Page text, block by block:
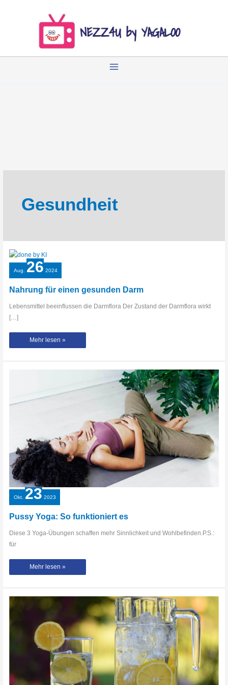
Gesundheit
Aug. 26 2024
Nahrung für einen gesunden Darm
Lebensmittel beeinflussen die Darmflora Der Zustand der Darmflora wirkt
[…]
Nahrung
einen
Darm
Mehr lesen »
Okt. 23 2023
Pussy Yoga: So funktioniert es
Diese 3 Yoga-Übungen schaffen mehr Sinnlichkeit und Wohlbefinden.P.S.:
für
Pussy
So
es
Mehr lesen »